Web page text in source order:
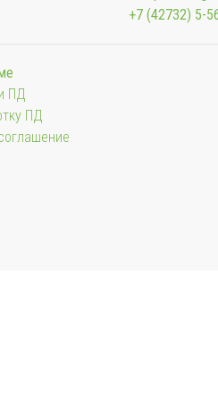
+7 (42732) 5-
ПД
ПД